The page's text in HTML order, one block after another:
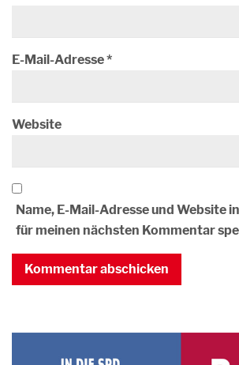
E-Mail-Adresse*
Website
Name, E-Mail-Adresse und Website
für meinen nächsten Kommentar